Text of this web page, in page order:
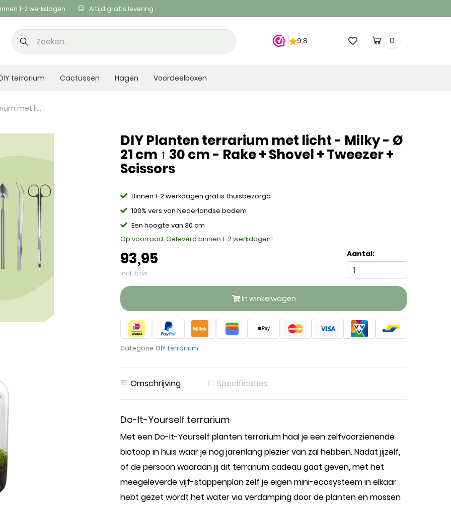
1-2 werkdagen Altijd gratis levering
0
terrarium Cactussen Hagen Voordeelboxen
DIY Planten terrarium met licht - Milky - Ø 21 cm ↑ 30 cm - Rake + Shovel + Tweezer + Scissors
DIY Planten terrarium met licht - Milky - Ø
21 cm ↑ 30 cm - Rake + Shovel + Tweezer +
Scissors
Binnen 1-2 werkdagen gratis thuisbezorgd
100% vers van Nederlandse bodem
Een hoogte van 30 cm
Op voorraad. Geleverd binnen 1-2 werkdagen!
93,95
Incl. btw
Aantal:
In winkelwagen
Categorie:DIY terrarium
Omschrijving Specificaties
Do-It-Yourself terrarium
Met een Do-It-Yourself planten terrarium haal je een zelfvoorzienende
biotoop in huis waar je nog jarenlang plezier van zal hebben. Nadat jijzelf,
of de persoon waaraan jij dit terrarium cadeau gaat geven, met het
meegeleverde vijf-stappenplan zelf je eigen mini-ecosysteem in elkaar
hebt gezet wordt het water via verdamping door de planten en mossen